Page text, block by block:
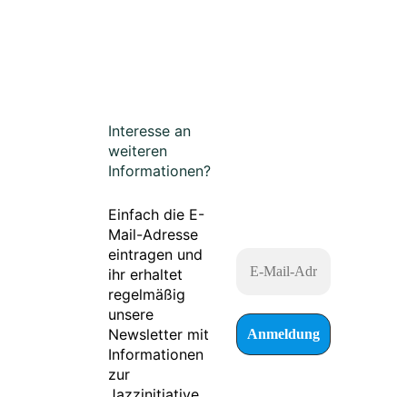
Interesse an
weiteren
Informationen?
Einfach die E-
Mail-Adresse
eintragen und
ihr erhaltet
regelmäßig
unsere
Newsletter mit
Informationen
zur